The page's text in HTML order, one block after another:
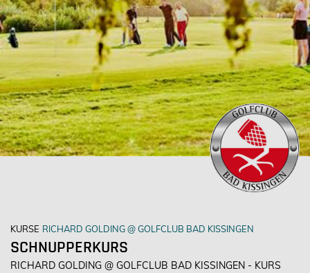
KURSE RICHARD GOLDING @ GOLFCLUB BAD KISSINGEN
SCHNUPPERKURS
RICHARD GOLDING @ GOLFCLUB BAD KISSINGEN - KURS